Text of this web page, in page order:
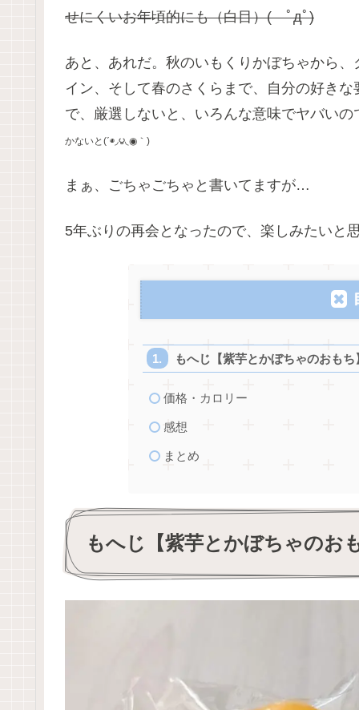
せにくいお年頃的にも（白目）( ﾟдﾟ)
あと、あれだ。秋のいもくりかぼちゃから
イン、そして春のさくらまで、自分の好き
で、厳選しないと、いろんな意味でヤバいの
かないと(΄◉◞౪◟◉｀)
まぁ、ごちゃごちゃと書いてますが…
5年ぶりの再会となったので、楽しみたいと
もへじ【紫芋とかぼちゃのおもち
価格・カロリー
感想
まとめ
もへじ【紫芋とかぼちゃのお